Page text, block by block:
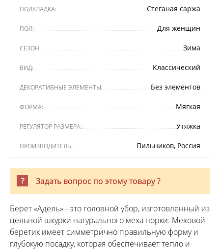
ПОДКЛАДКА: Стеганая саржа
ПОЛ: Для женщин
СЕЗОН: Зима
ВИД: Классический
ДЕКОРАТИВНЫЕ ЭЛЕМЕНТЫ: Без элементов
ФОРМА: Мягкая
РЕГУЛЯТОР РАЗМЕРА: Утяжка
ПРОИЗВОДИТЕЛЬ: Пильников, Россия
Задать вопрос по этому товару ?
Берет «Адель» - это головной убор, изготовленный из
цельной шкурки натурального меха норки. Меховой
беретик имеет симметрично правильную форму и
глубокую посадку, которая обеспечивает тепло и